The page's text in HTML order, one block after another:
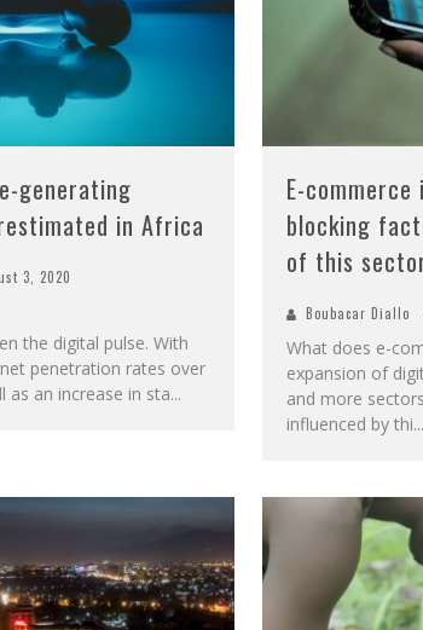
generating
in Africa
3, 2020
the digital pulse. With
penetration rates over
as an increase in sta...
E-
blocking
of this
Boubacar Diallo
What does e-
expansion of
and more
influenced by thi...